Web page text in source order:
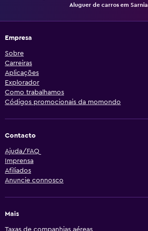
Aluguer de carros em Sarnia
Empresa
Sobre
Carreiras
Aplicações
Explorador
Como trabalhamos
Códigos promocionais da momondo
Contacto
Ajuda/FAQ
Imprensa
Afiliados
Anuncie connosco
Mais